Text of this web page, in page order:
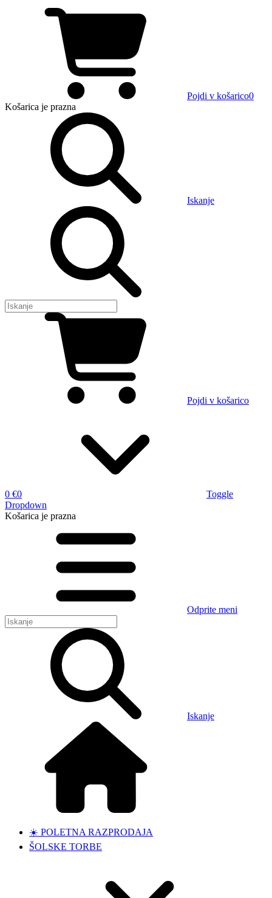
Pojdi v košarico0
Košarica je prazna
Iskanje
Pojdi v košarico
0 €0
Toggle
Dropdown
Košarica je prazna
Odprite meni
Iskanje
☀️ POLETNA RAZPRODAJA
ŠOLSKE TORBE